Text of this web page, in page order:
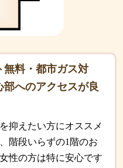
無料・都市ガス対
部へのアクセスが良
抑えたい方にオススメ
階段いらずの1階のお
性の方は特に安心です